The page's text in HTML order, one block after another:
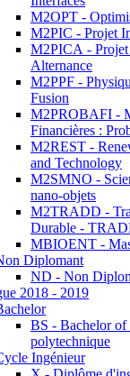
M2OPT -
M2PIC - Projet
M2PICA -
Alternance
M2PPF -
Fusion
M2PROBAFI -
Financières :
M2REST -
and Technology
M2SMNO -
nano-objets
M2TRADD -
Durable -
MBIOENT -
Diplomant
ND - Non
2018 - 2019
BS - Bachelor of
polytechnique
Ingénieur